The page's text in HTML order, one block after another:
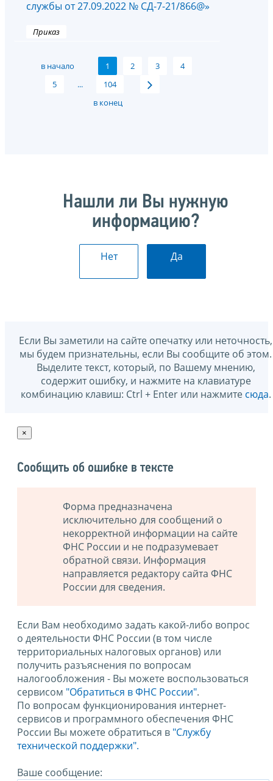
службы от 27.09.2022 № СД-7-21/866@»
Приказ
в начало 1 2 3
4
5
...
104
в конец
Нашли ли Вы нужную
информацию?
Нет Да
Если Вы заметили на сайте опечатку или неточность,
мы будем признательны, если Вы сообщите об этом.
Выделите текст, который, по Вашему мнению,
содержит ошибку, и нажмите на клавиатуре
комбинацию клавиш: Ctrl + Enter или нажмите сюда.
×
Сообщить об ошибке в тексте
Форма предназначена
исключительно для сообщений о
некорректной информации на сайте
ФНС России и не подразумевает
обратной связи. Информация
направляется редактору сайта ФНС
России для сведения.
Если Вам необходимо задать какой-либо вопрос
о деятельности ФНС России (в том числе
территориальных налоговых органов) или
получить разъяснения по вопросам
налогообложения - Вы можете воспользоваться
сервисом "Обратиться в ФНС России".
По вопросам функционирования интернет-
сервисов и программного обеспечения ФНС
России Вы можете обратиться в "Службу
технической поддержки".
Ваше сообщение: